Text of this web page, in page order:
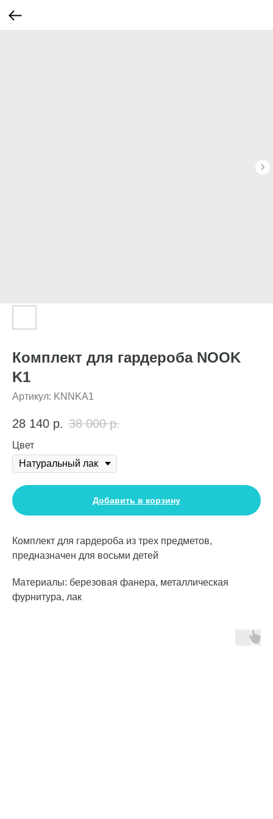
Комплект для гардероба NOOK
K1
Артикул: KNNKA1
28 140 р. 38 000 р.
Цвет
Добавить в корзину
Комплект для гардероба из трех предметов,
предназначен для восьми детей
Материалы: березовая фанера, металлическая
фурнитура, лак